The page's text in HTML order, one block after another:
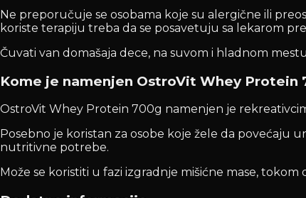
Ne preporučuje se osobama koje su alergične ili
koriste terapiju treba da se posavetuju sa lekarom
Čuvati van domašaja dece, na suvom i hladnom
Kome je namenjen OstroVit Whey Protein
OstroVit Whey Protein 700g namenjen je
Posebno je koristan za osobe koje žele da povećaju
nutritivne potrebe.
Može se koristiti u fazi izgradnje mišićne mase,